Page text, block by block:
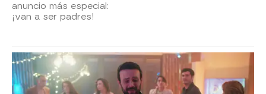
anuncio más especial:
¡van a ser padres!